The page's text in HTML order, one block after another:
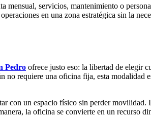
servicios, mantenimiento o
en una zona estratégica sin la
Pedro ofrece justo eso: la libertad de elegir
no requiere una oficina fija, esta modalidad
con un espacio físico sin perder movilidad.
la oficina se convierte en un recurso